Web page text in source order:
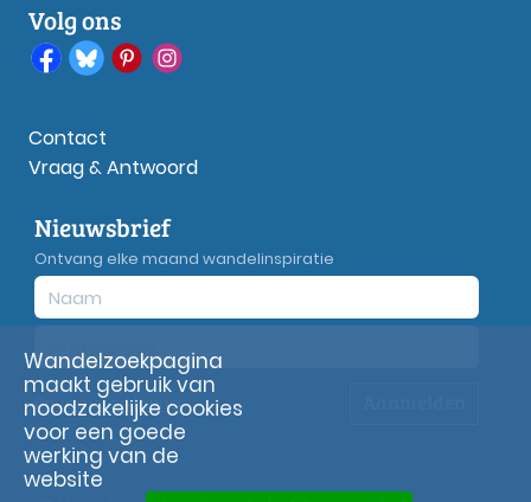
Volg ons
Contact
Vraag & Antwoord
Nieuwsbrief
Ontvang elke maand wandelinspiratie
Privacyverklaring
Wandelzoekpagina
maakt gebruik van
noodzakelijke cookies
voor een goede
werking van de
website